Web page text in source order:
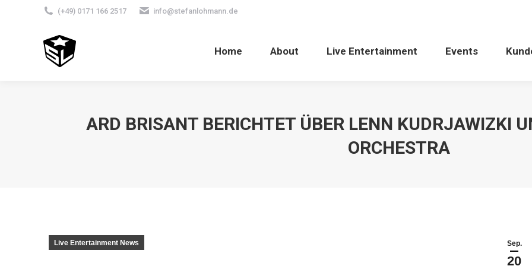
(+49) 0171 166 2517 info@stefanlohmann.de
Home About Live Entertainment Events
ARD BRISANT BERICHTET ÜBER LENN KUDRJAWIZKI
ORCHESTRA
Sep.
20
Live Entertainment News